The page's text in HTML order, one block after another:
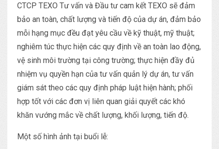
CTCP TEXO Tư vấn và Đầu tư cam kết TEXO sẽ đảm
bảo an toàn, chất lượng và tiến độ của dự án, đảm bảo
mỗi hạng mục đều đạt yêu cầu về kỹ thuật, mỹ thuật;
nghiêm túc thực hiện các quy định về an toàn lao động,
vệ sinh môi trường tại công trường; thực hiện đầy đủ
nhiệm vụ quyền hạn của tư vấn quản lý dự án, tư vấn
giám sát theo các quy định pháp luật hiện hành; phối
hợp tốt với các đơn vị liên quan giải quyết các khó
khăn vướng mắc về chất lượng, khối lượng, tiến độ.
Một số hình ảnh tại buổi lễ: